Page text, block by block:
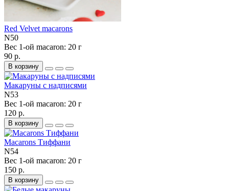
Red Velvet macarons
N50
Вес 1-ой macaron: 20 г
90 р.
В корзину
Макаруны с надписями
N53
Вес 1-ой macaron: 20 г
120 р.
В корзину
Macarons Тиффани
N54
Вес 1-ой macaron: 20 г
150 р.
В корзину